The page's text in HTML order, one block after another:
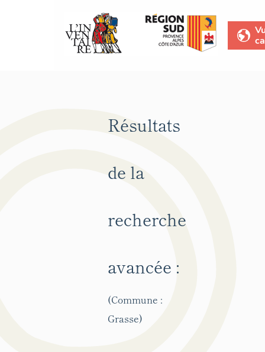
Résultats
de la
recherche
avancée :
(Commune :
Grasse)